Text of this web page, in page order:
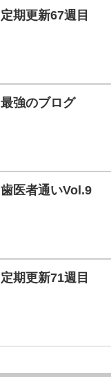
定期更新67週目
最強のブログ
歯医者通いVol.9
定期更新71週目